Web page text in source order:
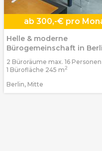
ab 300,-€ pro
Helle & moderne
Bürogemeinschaft in
Mitte
2 Büroräume max. 16 Personen
1 Bürofläche 245 m2
Berlin, Mitte